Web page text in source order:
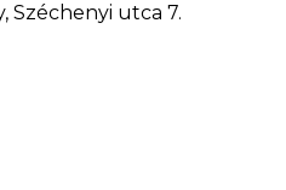
Széchenyi utca 7.